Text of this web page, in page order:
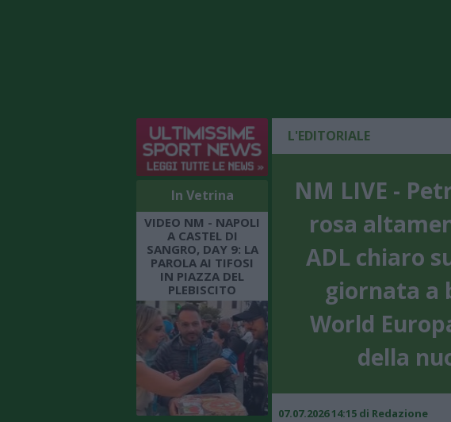
In Vetrina
VIDEO NM - NAPOLI
A CASTEL DI
SANGRO, DAY 9: LA
PAROLA AI TIFOSI
IN PIAZZA DEL
PLEBISCITO
L'EDITORIALE
NM LIVE -
rosa
ADL chiaro
giornata a
World
della
07.07.2026 14:15 di Redazione